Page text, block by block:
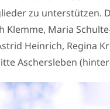
zu unterstützen.
Klemme, Maria
Heinrich, Regina
Aschersleben